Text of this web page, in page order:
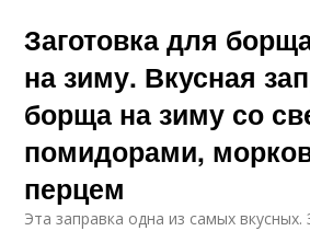
Заготовка для
на зиму. Вкусная
борща на зиму со
помидорами,
перцем
Эта заправка одна из самых вкусных.